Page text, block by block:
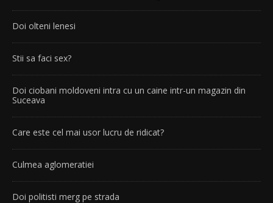
Doi olteni lenesi
Stii sa faci sex?
Doi ciobani moldoveni intra cu un caine intr-un magazin din
Suceava
Care este cel mai usor lucru de ridicat?
Culmea aglomeratiei
Doi politisti merg pe strada